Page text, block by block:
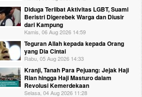
Diduga Terlibat Aktivitas LGBT, Suami
Beristri Digerebek Warga dan Diusir
dari Kampung
Kamis, 06 Aug 2026 14:59
Teguran Allah kepada kepada Orang
yang Dia Cintai
Rabu, 05 Aug 2026 14:33
Kranji, Tanah Para Pejuang: Jejak Haji
Rian hingga Haji Masturo dalam
Revolusi Kemerdekaan
Selasa, 04 Aug 2026 11:28